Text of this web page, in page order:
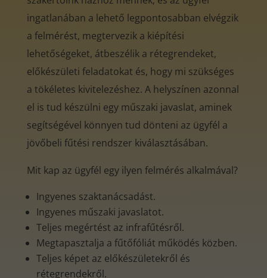
ingatlanában a lehető legpontosabban elvégzik
a felmérést, megtervezik a kiépítési
lehetőségeket, átbeszélik a rétegrendeket,
előkészületi feladatokat és, hogy mi szükséges
a tökéletes kivitelezéshez. A helyszínen azonnal
el is tud készülni egy műszaki javaslat, aminek
segítségével könnyen tud dönteni az ügyfél a
jövőbeli fűtési rendszer kiválasztásában.
Mit kap az ügyfél egy ilyen felmérés alkalmával?
Ingyenes szaktanácsadást.
Ingyenes műszaki javaslatot.
Teljes megértést az infrafűtésről.
Megtapasztalja a fűtőfóliát működés közben.
Teljes képet az előkészületekről és
rétegrendekről.